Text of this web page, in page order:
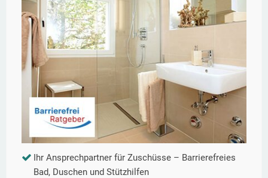
Ihr Ansprechpartner für Zuschüsse – Barrierefreies
Bad, Duschen und Stützhilfen